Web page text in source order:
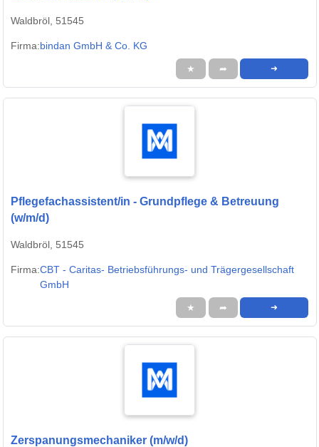
Waldbröl, 51545
Firma:bindan GmbH & Co. KG
★ ➦ ➜
Pflegefachassistent/in - Grundpflege & Betreuung
(w/m/d)
Waldbröl, 51545
Firma:CBT - Caritas- Betriebsführungs- und Trägergesellschaft
GmbH
★ ➦ ➜
Zerspanungsmechaniker (m/w/d)